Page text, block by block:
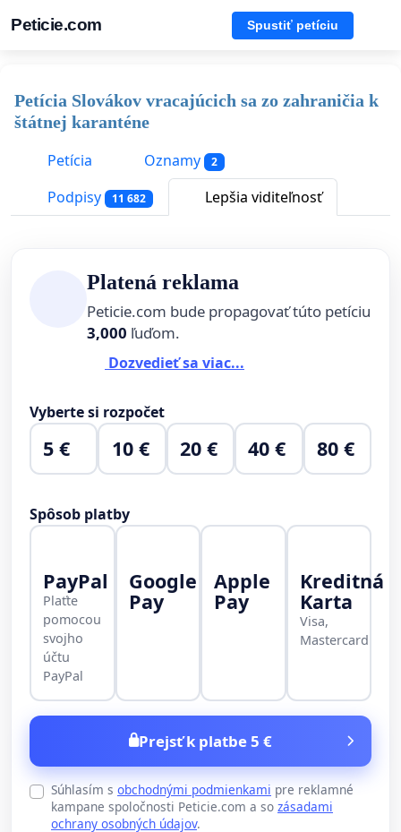
Peticie.com Spustiť petíciu
Petícia Slovákov vracajúcich sa zo zahraničia k
štátnej karanténe
Petícia
Oznamy 2
Podpisy 11 682 Lepšia viditeľnosť
Platená reklama
Peticie.com bude propagovať túto petíciu
3,000 ľuďom.
Dozvedieť sa viac...
Vyberte si rozpočet
5 € 10 € 20 € 40 € 80 €
Spôsob platby
PayPal
Plaťte
pomocou
svojho
účtu
PayPal
Google
Pay
Apple
Pay
Kreditná
Karta
Visa,
Mastercard
Prejsť k platbe 5 €
Súhlasím s obchodnými podmienkami pre reklamné
kampane spoločnosti Peticie.com a so zásadami
ochrany osobných údajov.